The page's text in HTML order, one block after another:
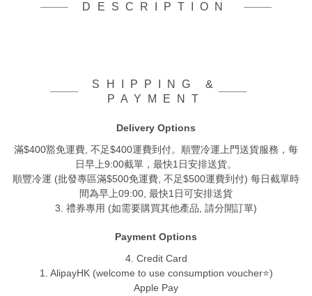
DESCRIPTION
SHIPPING &
PAYMENT
Delivery Options
滿$400豁免運費, 不足$400運費到付。順豐冷運上門送貨服務，每
日早上9:00截單，最快1日安排送貨。
順豐冷運 (批發專區滿$500免運費, 不足$500運費到付) 每日截單時
間為早上09:00, 最快1日可安排送貨
3. 禮券專用 (如需要購買其他產品, 請分開訂單)
Payment Options
4. Credit Card
1. AlipayHK (welcome to use consumption voucher⭐)
Apple Pay